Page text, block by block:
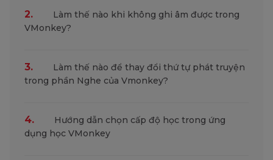
2.
Làm thế nào khi không ghi âm được trong
VMonkey?
3.
Làm thế nào để thay đổi thứ tự phát truyện
trong phần Nghe của Vmonkey?
4.
Hướng dẫn chọn cấp độ học trong ứng
dụng học VMonkey